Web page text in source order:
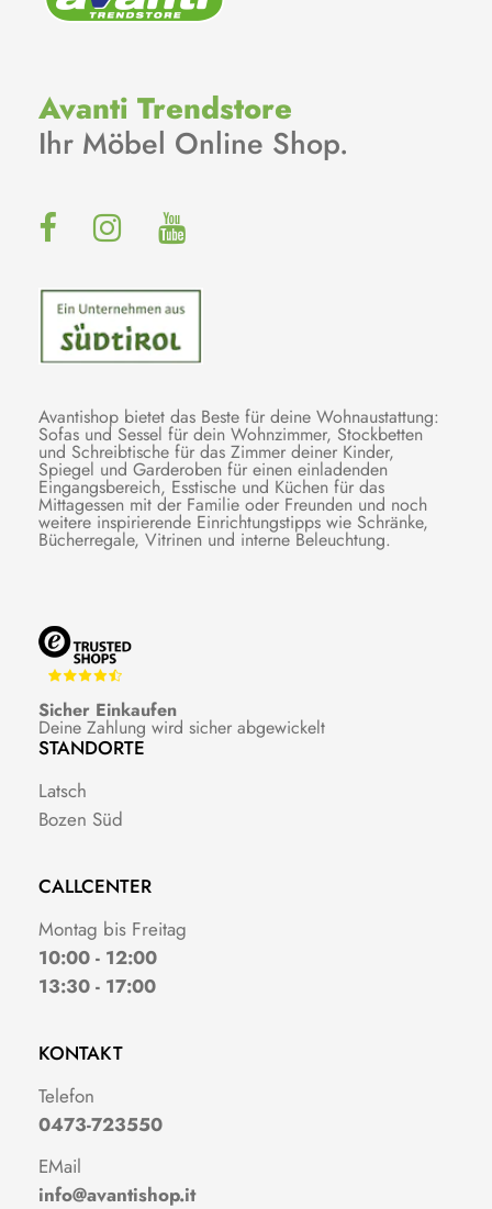
Avanti Trendstore
Ihr Möbel Online Shop.
Avantishop bietet das Beste für deine Wohnaustattung:
Sofas und Sessel für dein Wohnzimmer, Stockbetten
und Schreibtische für das Zimmer deiner Kinder,
Spiegel und Garderoben für einen einladenden
Eingangsbereich, Esstische und Küchen für das
Mittagessen mit der Familie oder Freunden und noch
weitere inspirierende Einrichtungstipps wie Schränke,
Bücherregale, Vitrinen und interne Beleuchtung.
Sicher Einkaufen
Deine Zahlung wird sicher abgewickelt
STANDORTE
Latsch
Bozen Süd
CALLCENTER
Montag bis Freitag
10:00 - 12:00
13:30 - 17:00
KONTAKT
Telefon
0473-723550
EMail
info@avantishop.it